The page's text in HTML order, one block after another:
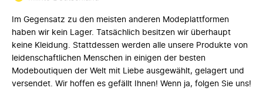
Im Gegensatz zu den meisten anderen Modeplattformen
haben wir kein Lager. Tatsächlich besitzen wir überhaupt
keine Kleidung. Stattdessen werden alle unsere Produkte von
leidenschaftlichen Menschen in einigen der besten
Modeboutiquen der Welt mit Liebe ausgewählt, gelagert und
versendet. Wir hoffen es gefällt Ihnen! Wenn ja, folgen Sie uns!